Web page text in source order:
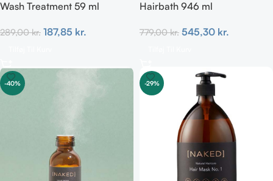
Wash Treatment 59 ml
289,00kr. 187,85 kr.
Hairbath 946 ml
779,00kr. 545,30 kr.
-40% -29%